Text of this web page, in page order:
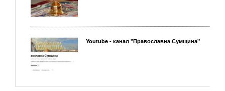
Youtube - канал "Православна Сумщина"